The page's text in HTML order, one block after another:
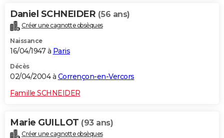
Daniel SCHNEIDER (56 ans)
Créer une cagnotte obsèques
Naissance
16/04/1947 à Paris
Décès
02/04/2004 à Corrençon-en-Vercors
Famille SCHNEIDER
Marie GUILLOT (93 ans)
Créer une cagnotte obsèques